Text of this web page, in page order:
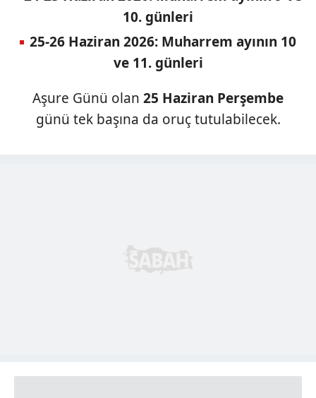
10. günleri
25-26 Haziran 2026: Muharrem ayının 10
ve 11. günleri
Aşure Günü olan 25 Haziran Perşembe
günü tek başına da oruç tutulabilecek.